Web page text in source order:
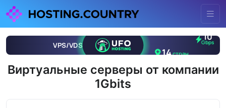
Виртуальные серверы от компании
1Gbits